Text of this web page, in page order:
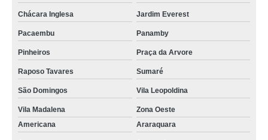
Chácara Inglesa Jardim Everest
Pacaembu Panamby
Pinheiros Praça da Arvore
Raposo Tavares Sumaré
São Domingos Vila Leopoldina
Vila Madalena
Zona Oeste
Americana
Araraquara